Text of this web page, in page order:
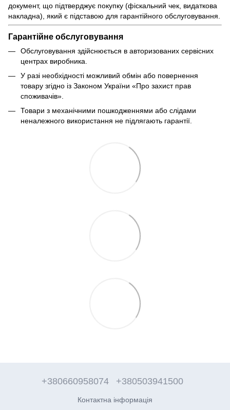
документ, що підтверджує покупку (фіскальний чек, видаткова
накладна), який є підставою для гарантійного обслуговування.
Гарантійне обслуговування
Обслуговування здійснюється в авторизованих сервісних
центрах виробника.
У разі необхідності можливий обмін або повернення
товару згідно із Законом України «Про захист прав
споживачів».
Товари з механічними пошкодженнями або слідами
неналежного використання не підлягають гарантії.
+380660958074 +380503941500
Контактна інформація